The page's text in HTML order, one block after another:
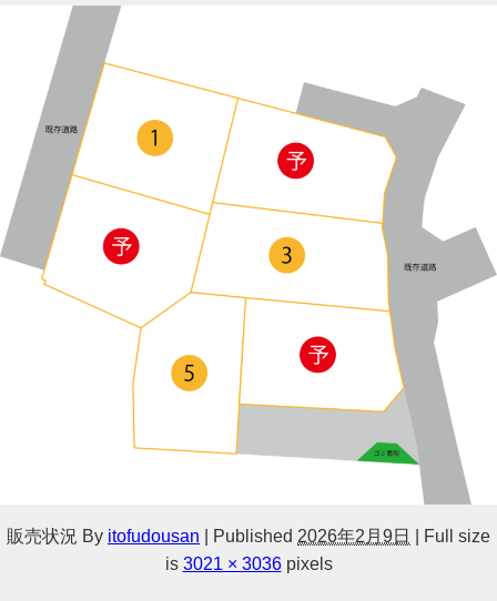
販売状況 By itofudousan Published 2026年2月9日
Full size
is 3021 × 3036pixels